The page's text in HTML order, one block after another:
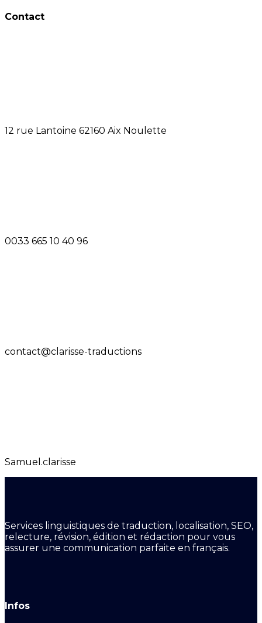
Contact
12 rue Lantoine 62160 Aix Noulette
0033 665 10 40 96
contact@clarisse-traductions
Samuel.clarisse
Services linguistiques de traduction, localisation, SEO,
relecture, révision, édition et rédaction pour vous
assurer une communication parfaite en français.
Infos